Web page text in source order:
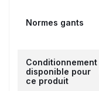
Normes gants
Conditionnement
disponible pour
ce produit